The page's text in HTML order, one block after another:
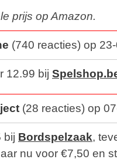
prijs op Amazon.
(740 reacties) op
12.99 bij
(28 reacties) op
bij Bordspelzaak,
nu voor €7,50 en